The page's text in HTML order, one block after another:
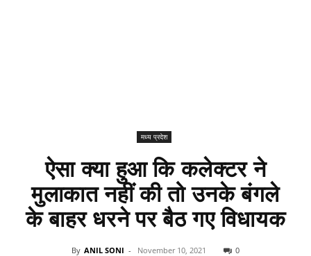
मध्य प्रदेश
ऐसा क्या हुआ कि कलेक्टर ने
मुलाकात नहीं की तो उनके बंगले
के बाहर धरने पर बैठ गए विधायक
By ANIL SONI - November 10, 2021 0